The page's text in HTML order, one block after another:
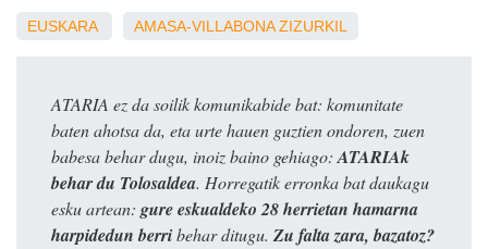
EUSKARA AMASA-VILLABONA ZIZURKIL
ATARIA ez da soilik komunikabide bat: komunitate
baten ahotsa da, eta urte hauen guztien ondoren, zuen
babesa behar dugu, inoiz baino gehiago:ATARIAk
behar du Tolosaldea. Horregatik erronka bat daukagu
esku artean: gure eskualdeko 28 herrietan hamarna
harpidedun berribehar ditugu. Zu falta zara, bazatoz?